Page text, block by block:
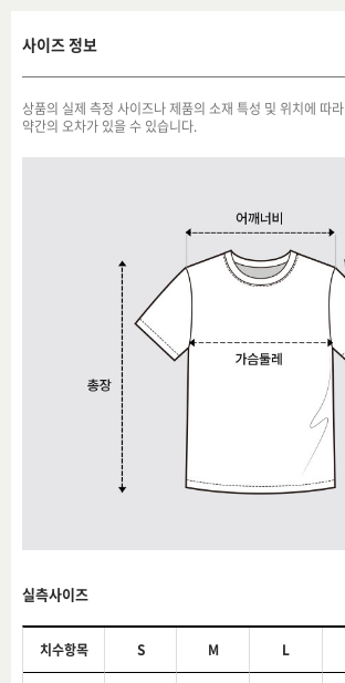
사이즈 정보
상품의 실제 측정 사이즈나 제품의 소재 특성 및 위치에 따라
약간의 오차가 있을 수 있습니다.
실측사이즈
치수항목 S M L